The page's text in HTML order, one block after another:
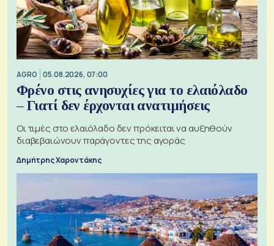
AGRO 05.08.2026, 07:00
Φρένο στις ανησυχίες για το ελαιόλαδο
– Γιατί δεν έρχονται ανατιμήσεις
Οι τιμές στο ελαιόλαδο δεν πρόκειται να αυξηθούν
διαβεβαιώνουν παράγοντες της αγοράς
Δημήτρης Χαροντάκης